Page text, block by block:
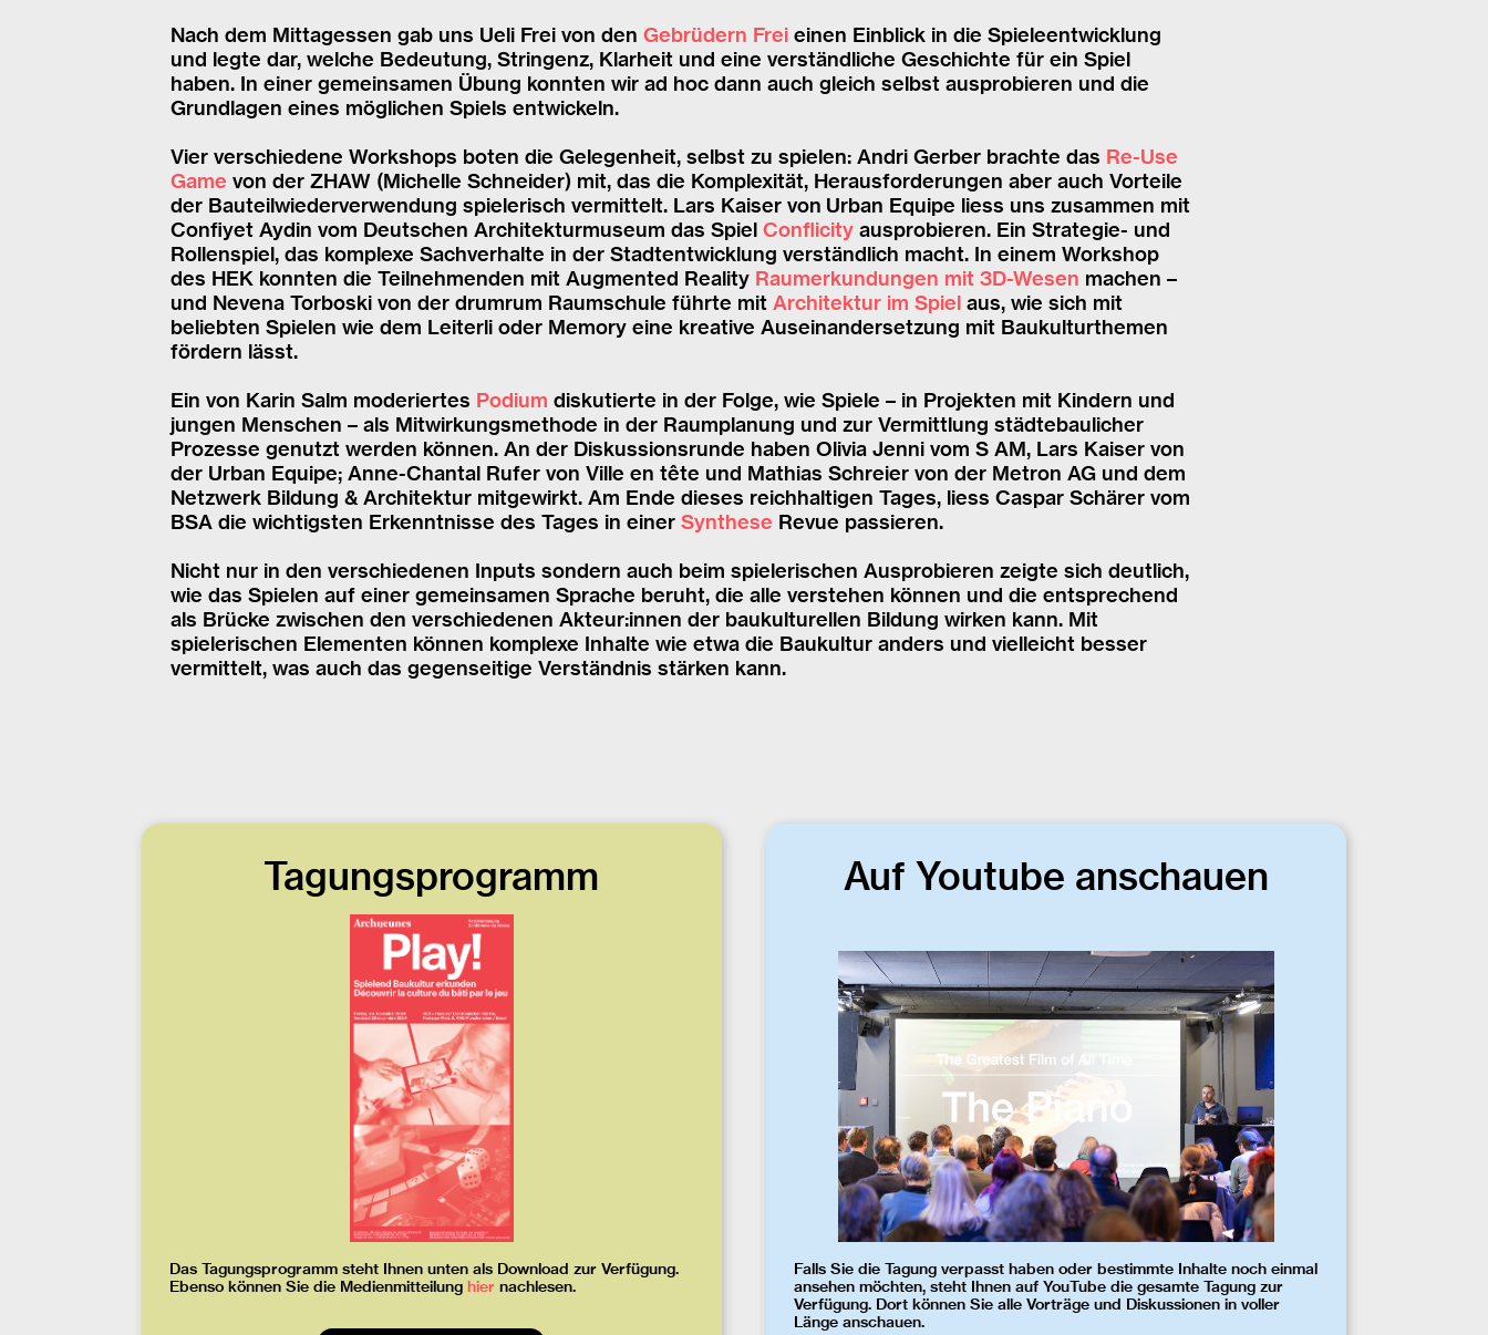
Nach dem Mittagessen gab uns Ueli Frei von den Gebrüdern Frei einen Einblick in die Spieleentwicklung
und legte dar, welche Bedeutung, Stringenz, Klarheit und eine verständliche Geschichte für ein Spiel
haben. In einer gemeinsamen Übung konnten wir ad hoc dann auch gleich selbst ausprobieren und die
Grundlagen eines möglichen Spiels entwickeln.
Vier verschiedene Workshops boten die Gelegenheit, selbst zu spielen: Andri Gerber brachte das Re-Use
Game von der ZHAW (Michelle Schneider) mit, das die Komplexität, Herausforderungen aber auch Vorteile
der Bauteilwiederverwendung spielerisch vermittelt. Lars Kaiser von Urban Equipe liess uns zusammen mit
Confiyet Aydin vom Deutschen Architekturmuseum das Spiel Conflicity ausprobieren. Ein Strategie- und
Rollenspiel, das komplexe Sachverhalte in der Stadtentwicklung verständlich macht. In einem Workshop
des HEK konnten die Teilnehmenden mit Augmented Reality Raumerkundungen mit 3D-Wesen machen –
und Nevena Torboski von der drumrum Raumschule führte mit Architektur im Spiel aus, wie sich mit
beliebten Spielen wie dem Leiterli oder Memory eine kreative Auseinandersetzung mit Baukulturthemen
fördern lässt.
Ein von Karin Salm moderiertes Podium diskutierte in der Folge, wie Spiele – in Projekten mit Kindern und
jungen Menschen – als Mitwirkungsmethode in der Raumplanung und zur Vermittlung städtebaulicher
Prozesse genutzt werden können. An der Diskussionsrunde haben Olivia Jenni vom S AM, Lars Kaiser von
der Urban Equipe; Anne-Chantal Rufer von Ville en tête und Mathias Schreier von der Metron AG und dem
Netzwerk Bildung & Architektur mitgewirkt. Am Ende dieses reichhaltigen Tages, liess Caspar Schärer vom
BSA die wichtigsten Erkenntnisse des Tages in einer Synthese Revue passieren.
Nicht nur in den verschiedenen Inputs sondern auch beim spielerischen Ausprobieren zeigte sich deutlich,
wie das Spielen auf einer gemeinsamen Sprache beruht, die alle verstehen können und die entsprechend
als Brücke zwischen den verschiedenen Akteur:innen der baukulturellen Bildung wirken kann. Mit
spielerischen Elementen können komplexe Inhalte wie etwa die Baukultur anders und vielleicht besser
vermittelt, was auch das gegenseitige Verständnis stärken kann.
Tagungsprogramm
Das Tagungsprogramm steht Ihnen unten als Download zur Verfügung.
Ebenso können Sie die Medienmitteilung hiernachlesen.
Auf Youtube anschauen
Falls Sie die Tagung verpasst haben oder bestimmte Inhalte noch einmal
ansehen möchten, steht Ihnen auf YouTube die gesamte Tagung zur
Verfügung. Dort können Sie alle Vorträge und Diskussionen in voller
Länge anschauen.